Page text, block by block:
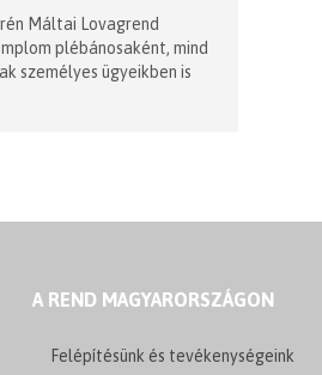
Máltai Lovagrend
plébánosaként, mind
személyes ügyeikben is
A REND MAGYARORSZÁGON
Felépítésünk és tevékenységeink